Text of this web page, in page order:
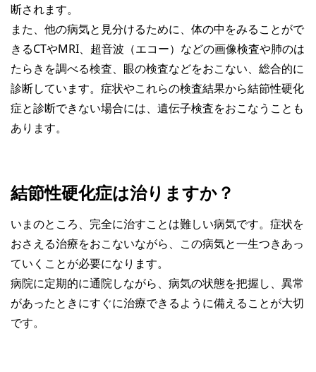
断されます。
また、他の病気と見分けるために、体の中をみることがで
きるCTやMRI、超音波（エコー）などの画像検査や肺のは
たらきを調べる検査、眼の検査などをおこない、総合的に
診断しています。症状やこれらの検査結果から結節性硬化
症と診断できない場合には、遺伝子検査をおこなうことも
あります。
結節性硬化症は治りますか？
いまのところ、完全に治すことは難しい病気です。症状を
おさえる治療をおこないながら、この病気と一生つきあっ
ていくことが必要になります。
病院に定期的に通院しながら、病気の状態を把握し、異常
があったときにすぐに治療できるように備えることが大切
です。